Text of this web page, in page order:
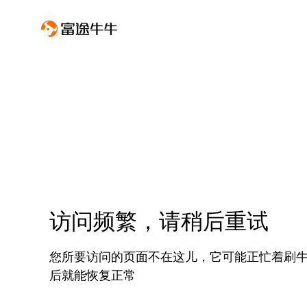
访问频繁，请稍后重试
您所要访问的页面不在这儿，它可能正忙着刷
后就能恢复正常